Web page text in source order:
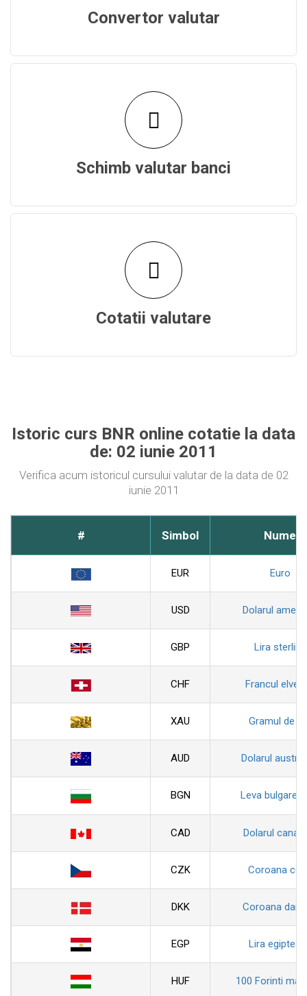
Convertor valutar
Schimb valutar banci
Cotatii valutare
Istoric curs BNR online cotatie la data
de: 02 iunie 2011
Verifica acum istoricul cursului valutar de la data de 02
iunie 2011
# Simbol Nume
EUR Euro
USD Dolarul
GBP Lira sterlina
CHF Francul
XAU Gramul de
AUD Dolarul
BGN Leva
CAD Dolarul
CZK Coroana
DKK Coroana
EGP Lira
HUF 100 Forinti